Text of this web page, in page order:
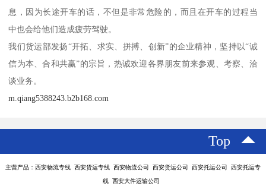
息，因为长途开车的话，不但是非常危险的，而且在开车的过程当
中也会给他们造成疲劳驾驶。
我们货运部发扬“开拓、求实、拼搏、创新”的企业精神，坚持以“诚
信为本、合和共赢”的宗旨，热诚欢迎各界朋友前来参观、考察、洽
谈业务。
m.qiang5388243.b2b168.com
Top
主营产品：西安物流专线 西安货运专线 西安物流公司 西安货运公司 西安托运公司 西安托运专
线 西安大件运输公司